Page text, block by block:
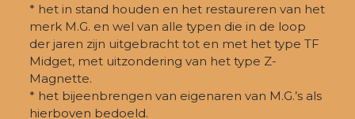
* het in stand houden en het restaureren van het
merk M.G. en wel van alle typen die in de loop
der jaren zijn uitgebracht tot en met het type TF
Midget, met uitzondering van het type Z-
Magnette.
* het bijeenbrengen van eigenaren van M.G.’s als
hierboven bedoeld.